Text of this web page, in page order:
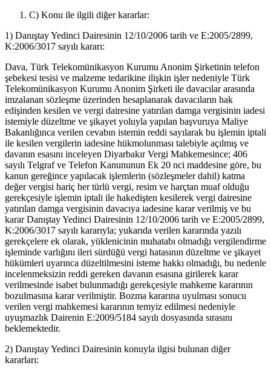
C) Konu ile ilgili diğer kararlar:
1) Danıştay Yedinci Dairesinin 12/10/2006 tarih ve E:2005/2899,
K:2006/3017 sayılı kararı:
Dava, Türk Telekomünikasyon Kurumu Anonim Şirketinin telefon
şebekesi tesisi ve malzeme tedarikine ilişkin işler nedeniyle Türk
Telekomünikasyon Kurumu Anonim Şirketi ile davacılar arasında
imzalanan sözleşme üzerinden hesaplanarak davacıların hak
edişinden kesilen ve vergi dairesine yatırılan damga vergisinin iadesi
istemiyle düzeltme ve şikayet yoluyla yapılan başvuruya Maliye
Bakanlığınca verilen cevabın istemin reddi sayılarak bu işlemin iptali
ile kesilen vergilerin iadesine hükmolunması talebiyle açılmış ve
davanın esasını inceleyen Diyarbakır Vergi Mahkemesince; 406
sayılı Telgraf ve Telefon Kanununun Ek 20 nci maddesine göre, bu
kanun gereğince yapılacak işlemlerin (sözleşmeler dahil) katma
değer vergisi hariç her türlü vergi, resim ve harçtan muaf olduğu
gerekçesiyle işlemin iptali ile hakedişten kesilerek vergi dairesine
yatırılan damga vergisinin davacıya iadesine karar verilmiş ve bu
karar Danıştay Yedinci Dairesinin 12/10/2006 tarih ve E:2005/2899,
K:2006/3017 sayılı kararıyla; yukarıda verilen kararında yazılı
gerekçelere ek olarak, yüklenicinin muhatabı olmadığı vergilendirme
işleminde varlığını ileri sürdüğü vergi hatasının düzeltme ve şikayet
hükümleri uyarınca düzeltilmesini isteme hakkı olmadığı, bu nedenle
incelenmeksizin reddi gereken davanın esasına girilerek karar
verilmesinde isabet bulunmadığı gerekçesiyle mahkeme kararının
bozulmasına karar verilmiştir. Bozma kararına uyulması sonucu
verilen vergi mahkemesi kararının temyiz edilmesi nedeniyle
uyuşmazlık Dairenin E:2009/5184 sayılı dosyasında sırasını
beklemektedir.
2) Danıştay Yedinci Dairesinin konuyla ilgisi bulunan diğer
kararları: